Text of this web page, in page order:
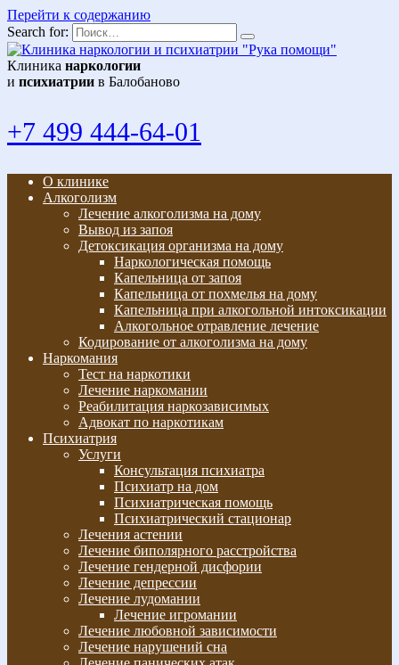
Перейти к содержанию
Search for:
Клиника наркологии
и психиатрии в Балобаново
+7 499 444-64-01
О клинике
Алкоголизм
Лечение алкоголизма на дому
Вывод из запоя
Детоксикация организма на дому
Наркологическая помощь
Капельница от запоя
Капельница от похмелья на дому
Капельница при алкогольной интоксикации
Алкогольное отравление лечение
Кодирование от алкоголизма на дому
Наркомания
Тест на наркотики
Лечение наркомании
Реабилитация наркозависимых
Адвокат по наркотикам
Психиатрия
Услуги
Консультация психиатра
Психиатр на дом
Психиатрическая помощь
Психиатрический стационар
Лечения астении
Лечение биполярного расстройства
Лечение гендерной дисфории
Лечение депрессии
Лечение лудомании
Лечение игромании
Лечение любовной зависимости
Лечение нарушений сна